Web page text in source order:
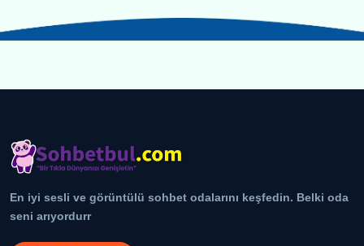
En iyi sesli ve görüntülü sohbet odalarını keşfedin. Belki oda
seni arıyordurr